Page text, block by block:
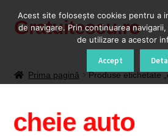
Sari
Sari
Gratuitescu.ro
Cod Deblocare Radio, Decodare
Prima pagină Produse etichetate
cheie auto
Acest site foloseşte cookies pentru a
de navigare. Prin continuarea
de utilizare a acestor
Accept